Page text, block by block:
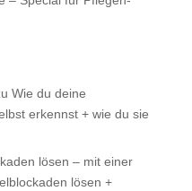
Wie du deine
erkennst + wie du sie
lösen – mit einer
lösen +